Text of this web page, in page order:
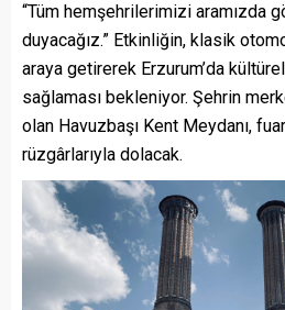
“Tüm hemşehrilerimizi aramızda
duyacağız.” Etkinliğin, klasik
araya getirerek Erzurum’da
sağlaması bekleniyor. Şehrin
olan Havuzbaşı Kent Meydanı,
rüzgârlarıyla dolacak.